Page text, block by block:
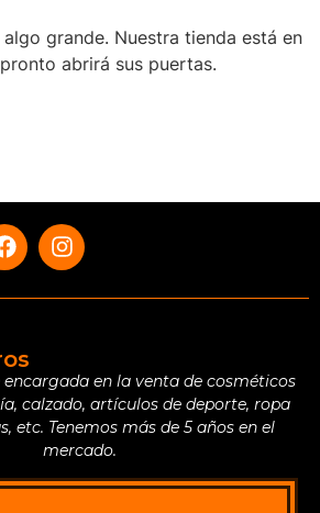
grande. Nuestra tienda está en
abrirá sus puertas.
en la venta de cosméticos
calzado, artículos de deporte, ropa
etc. Tenemos más de 5 años en el
mercado.